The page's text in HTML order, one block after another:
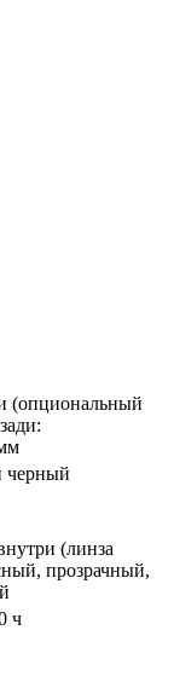
(опциональный
черный
(линза
прозрачный,
ч